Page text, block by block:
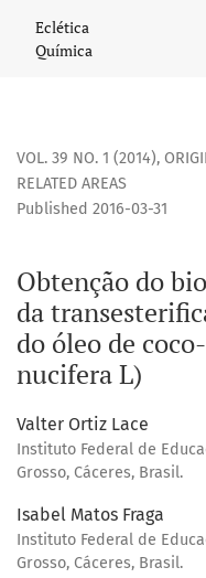
Obtenção do
Eclética
Química
VOL. 39 NO. 1 (2014),
RELATED AREAS
Obtenção do
da
do óleo de
nucifera L)
Published 2016-03-31
Valter Ortiz Lace
Instituto Federal de
Grosso, Cáceres, Brasil.
Isabel Matos Fraga
Instituto Federal de
Grosso, Cáceres, Brasil.